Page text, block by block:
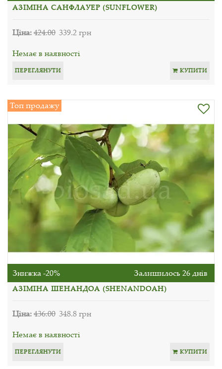
АЗІМІНА САНФЛАУЕР (SUNFLOWER)
Ціна:424.00 339.2 грн
Немає в наявності
ПЕРЕГЛЯНУТИ КУПИТИ
Топ продажу
Знижка -20% Залишилось 26 днів
АЗІМІНА ШЕНАНДОА (SHENANDOAH)
Ціна:436.00 348.8 грн
Немає в наявності
ПЕРЕГЛЯНУТИ КУПИТИ